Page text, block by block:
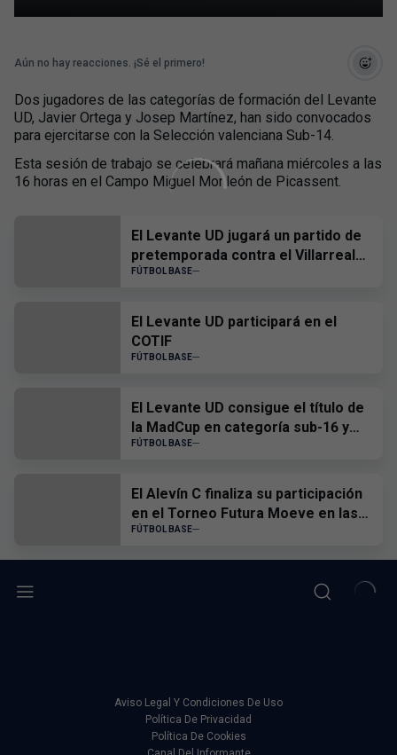
Aún no hay reacciones. ¡Sé el primero!
Dos jugadores de las categorías de formación del Levante
UD, Javier Ortega y Josep Martínez, han sido convocados
para ejercitarse con la Selección valenciana Sub-14.
Esta sesión de trabajo se celebrará mañana miércoles a las
16 horas en el Campo Miguel Monleón de Picassent.
El Levante UD jugará un partido de
pretemporada contra el Villarreal
CF
FÚTBOL BASE
El Levante UD participará en el
COTIF
FÚTBOL BASE
El Levante UD consigue el título de
la MadCup en categoría sub-16 y
sub-19
FÚTBOL BASE
El Alevín C finaliza su participación
en el Torneo Futura Moeve en las
semifinales
FÚTBOL BASE
Aviso Legal Y Condiciones De Uso
Política De Privacidad
Política De Cookies